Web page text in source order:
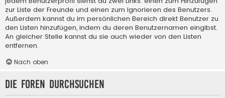
zur Liste der Freunde und einen zum Ignorieren des Benutzers.
Außerdem kannst du im persönlichen Bereich direkt Benutzer zu
den Listen hinzufügen, indem du deren Benutzernamen eingibst.
An gleicher Stelle kannst du sie auch wieder von den Listen
entfernen.
Nach oben
Die Foren durchsuchen